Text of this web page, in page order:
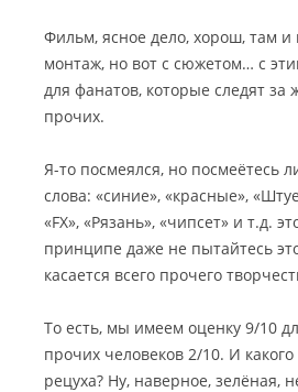
Фильм, ясное дело, хорош, там и
монтаж, но вот с сюжетом… с
для фанатов, которые следят за
прочих.
Я-то посмеялся, но посмеётесь
слова: «синие», «красные»,
«FX», «Рязань», «чипсет» и т.д.
принципе даже не пытайтесь
касается всего прочего
То есть, мы имеем оценку 9/10
прочих человеков 2/10. И
рецуха? Ну, наверное, зелёная,